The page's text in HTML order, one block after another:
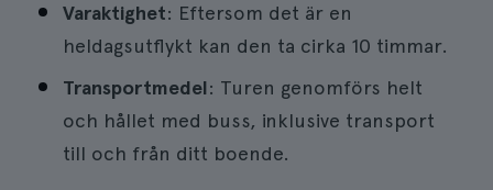
Varaktighet: Eftersom det är en
heldagsutflykt kan den ta cirka 10 timmar.
Transportmedel: Turen genomförs helt
och hållet med buss, inklusive transport
till och från ditt boende.